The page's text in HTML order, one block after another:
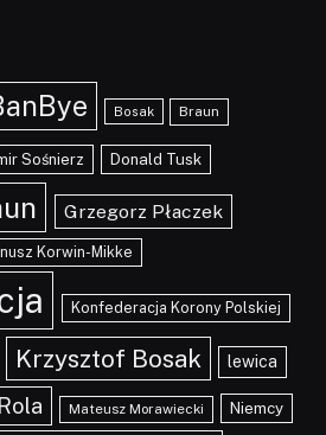
Bosak Braun
Sośnierz Donald Tusk
Grzegorz Płaczek
Korwin-Mikke
Konfederacja Korony Polskiej
Krzysztof Bosak lewica
Mateusz Morawiecki Niemcy